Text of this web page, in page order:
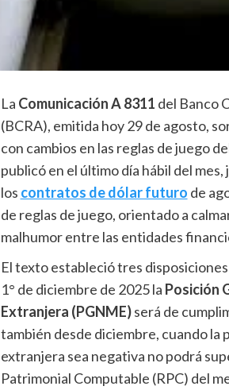
La Comunicación A 8311 del Banco
(BCRA), emitida hoy 29 de agosto,
con cambios en las reglas de juego
publicó en el último día hábil del
los contratos de dólar futuro de
de reglas de juego, orientado a
malhumor entre las entidades
El texto estableció tres
1° de diciembre de 2025 la Posición
Extranjera (PGNME)será de
también desde diciembre, cuando la
extranjera sea negativa no podrá
Patrimonial Computable (RPC) del